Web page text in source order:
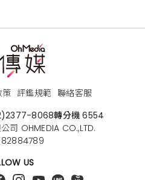
策 評鑑規範 聯絡客服
8068轉分機 6554
司 OHMEDIA CO.,LTD.
82884789
US